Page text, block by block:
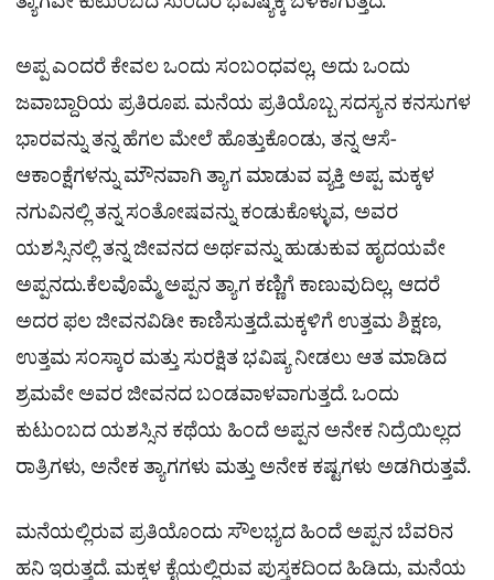
ಅಪ್ಪ ಎಂದರೆ ಕೇವಲ ಒಂದು ಸಂಬಂಧವಲ್ಲ, ಅದು ಒಂದು
ಜವಾಬ್ದಾರಿಯ ಪ್ರತಿರೂಪ. ಮನೆಯ ಪ್ರತಿಯೊಬ್ಬ ಸದಸ್ಯನ ಕನಸುಗಳ
ಭಾರವನ್ನು ತನ್ನ ಹೆಗಲ ಮೇಲೆ ಹೊತ್ತುಕೊಂಡು, ತನ್ನ ಆಸೆ-
ಆಕಾಂಕ್ಷೆಗಳನ್ನು ಮೌನವಾಗಿ ತ್ಯಾಗ ಮಾಡುವ ವ್ಯಕ್ತಿ ಅಪ್ಪ. ಮಕ್ಕಳ
ನಗುವಿನಲ್ಲಿ ತನ್ನ ಸಂತೋಷವನ್ನು ಕಂಡುಕೊಳ್ಳುವ, ಅವರ
ಯಶಸ್ಸಿನಲ್ಲಿ ತನ್ನ ಜೀವನದ ಅರ್ಥವನ್ನು ಹುಡುಕುವ ಹೃದಯವೇ
ಅಪ್ಪನದು.ಕೆಲವೊಮ್ಮೆ ಅಪ್ಪನ ತ್ಯಾಗ ಕಣ್ಣಿಗೆ ಕಾಣುವುದಿಲ್ಲ, ಆದರೆ
ಅದರ ಫಲ ಜೀವನವಿಡೀ ಕಾಣಿಸುತ್ತದೆ.ಮಕ್ಕಳಿಗೆ ಉತ್ತಮ ಶಿಕ್ಷಣ,
ಉತ್ತಮ ಸಂಸ್ಕಾರ ಮತ್ತು ಸುರಕ್ಷಿತ ಭವಿಷ್ಯ ನೀಡಲು ಆತ ಮಾಡಿದ
ಶ್ರಮವೇ ಅವರ ಜೀವನದ ಬಂಡವಾಳವಾಗುತ್ತದೆ. ಒಂದು
ಕುಟುಂಬದ ಯಶಸ್ಸಿನ ಕಥೆಯ ಹಿಂದೆ ಅಪ್ಪನ ಅನೇಕ ನಿದ್ರೆಯಿಲ್ಲದ
ರಾತ್ರಿಗಳು, ಅನೇಕ ತ್ಯಾಗಗಳು ಮತ್ತು ಅನೇಕ ಕಷ್ಟಗಳು ಅಡಗಿರುತ್ತವೆ.
ಮನೆಯಲ್ಲಿರುವ ಪ್ರತಿಯೊಂದು ಸೌಲಭ್ಯದ ಹಿಂದೆ ಅಪ್ಪನ ಬೆವರಿನ
ಹನಿ ಇರುತ್ತದೆ. ಮಕ್ಕಳ ಕೈಯಲ್ಲಿರುವ ಪುಸ್ತಕದಿಂದ ಹಿಡಿದು, ಮನೆಯ